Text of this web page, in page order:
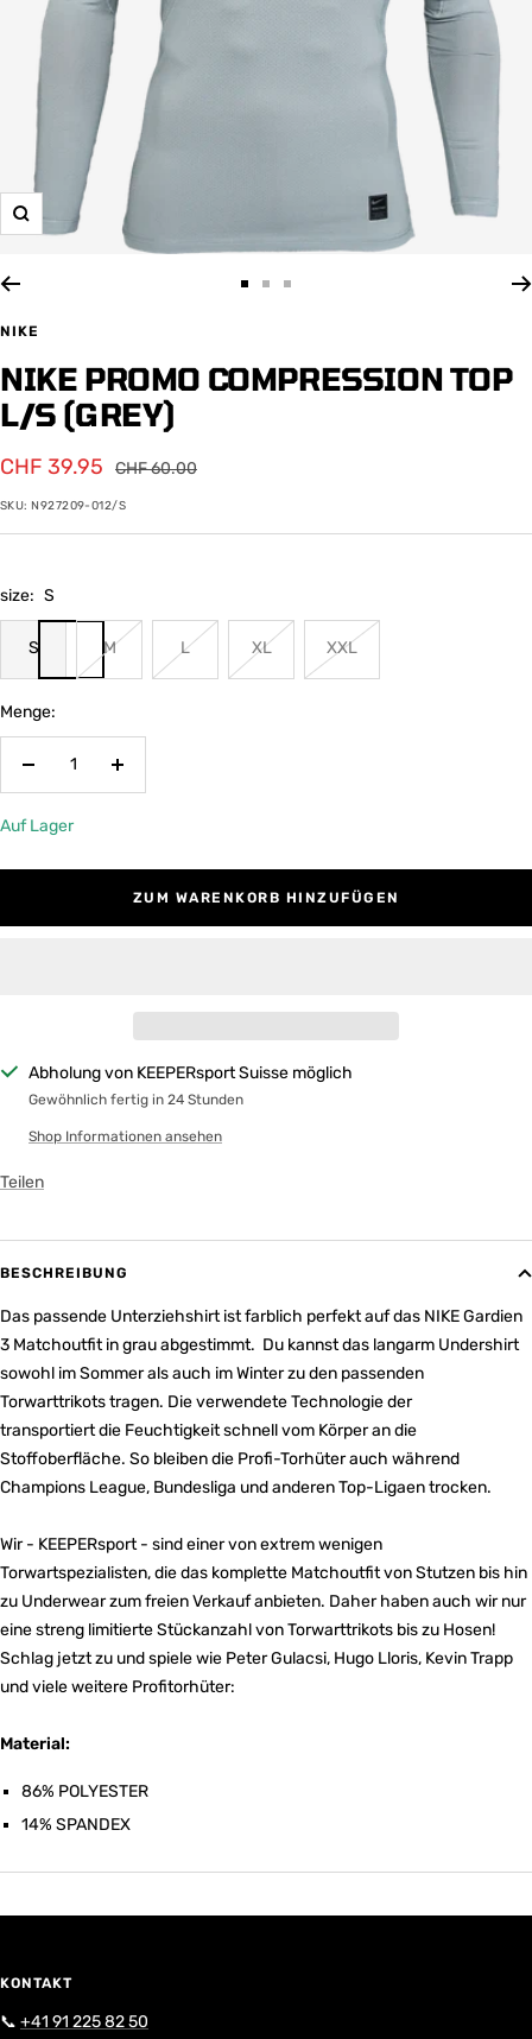
Zoom
gehen
gehengehen
NIKE
NIKE PROMO COMPRESSION TOP
L/S (GREY)
Angebotspreis
CHF 39.95
Regulärer
Preis
CHF 60.00
SKU: N927209-012/S
size: S
S M L XL XXL
Menge:
Menge
Menge
Auf Lager
ZUM WARENKORB HINZUFÜGEN
Abholung von KEEPERsport Suisse möglich
Gewöhnlich fertig in 24 Stunden
Shop Informationen ansehen
Teilen
BESCHREIBUNG
Das passende Unterziehshirt ist farblich perfekt auf das NIKE Gardien
3 Matchoutfit in grau abgestimmt. Du kannst das langarm Undershirt
sowohl im Sommer als auch im Winter zu den passenden
Torwarttrikots tragen. Die verwendete Technologie der
transportiert die Feuchtigkeit schnell vom Körper an die
Stoffoberfläche. So bleiben die Profi-Torhüter auch während
Champions League, Bundesliga und anderen Top-Ligaen trocken.
Wir - KEEPERsport - sind einer von extrem wenigen
Torwartspezialisten, die das komplette Matchoutfit von Stutzen bis hin
zu Underwear zum freien Verkauf anbieten. Daher haben auch wir nur
eine streng limitierte Stückanzahl von Torwarttrikots bis zu Hosen!
Schlag jetzt zu und spiele wie Peter Gulacsi, Hugo Lloris, Kevin Trapp
und viele weitere Profitorhüter:
Material:
86% POLYESTER
14% SPANDEX
KONTAKT
📞 +41 91 225 82 50